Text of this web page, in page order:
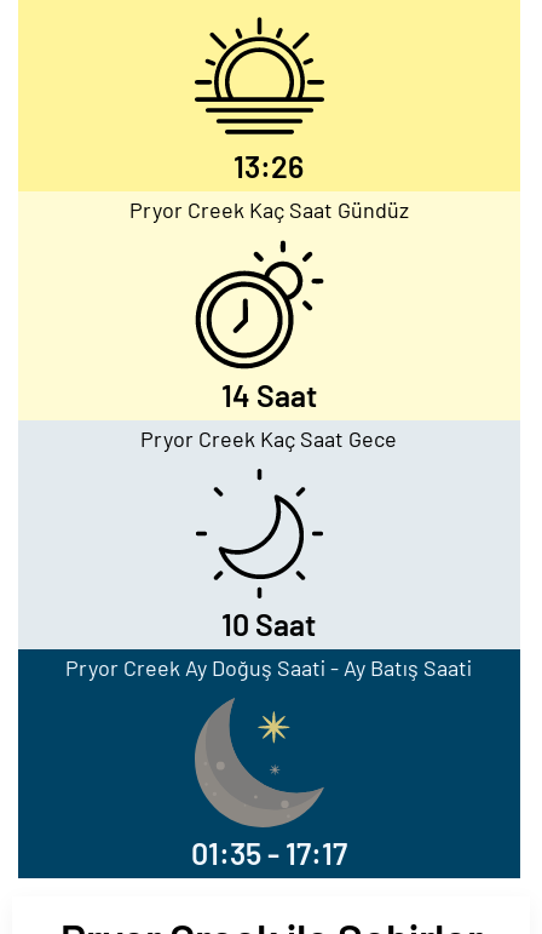
13:26
Pryor Creek Kaç Saat Gündüz
14 Saat
Pryor Creek Kaç Saat Gece
10 Saat
Pryor Creek Ay Doğuş Saati - Ay Batış Saati
01:35 - 17:17